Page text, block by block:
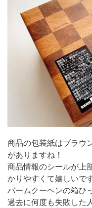
商品の包装紙はブラウ
がありますね！
商品情報のシールが上
かりやすくて嬉しいです
バームクーヘンの箱ひ
過去に何度も失敗した